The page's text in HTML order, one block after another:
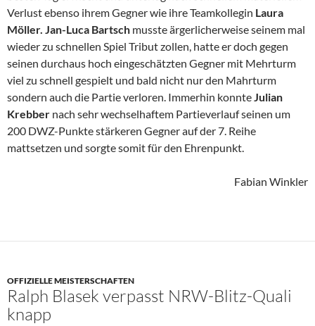
Verlust ebenso ihrem Gegner wie ihre Teamkollegin Laura
Möller. Jan-Luca Bartsch musste ärgerlicherweise seinem mal
wieder zu schnellen Spiel Tribut zollen, hatte er doch gegen
seinen durchaus hoch eingeschätzten Gegner mit Mehrturm
viel zu schnell gespielt und bald nicht nur den Mahrturm
sondern auch die Partie verloren. Immerhin konnteJulian
Krebber nach sehr wechselhaftem Partieverlauf seinen um
200 DWZ-Punkte stärkeren Gegner auf der 7. Reihe
mattsetzen und sorgte somit für den Ehrenpunkt.
Fabian Winkler
OFFIZIELLE MEISTERSCHAFTEN
Ralph Blasek verpasst NRW-Blitz-Quali
knapp